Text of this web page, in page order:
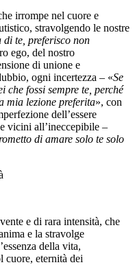
irrompe nel cuore e
stravolgendo le nostre
di te, preferisco non
ego, del nostro
di unione e
ogni incertezza – «Se
che fossi sempre te, perché
mia lezione preferita», con
dell’essere
vicini all’ineccepibile –
di amare solo te solo
e di rara intensità, che
e la stravolge
della vita,
cuore, eternità dei